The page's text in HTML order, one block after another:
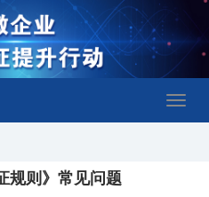
规则》常见问题